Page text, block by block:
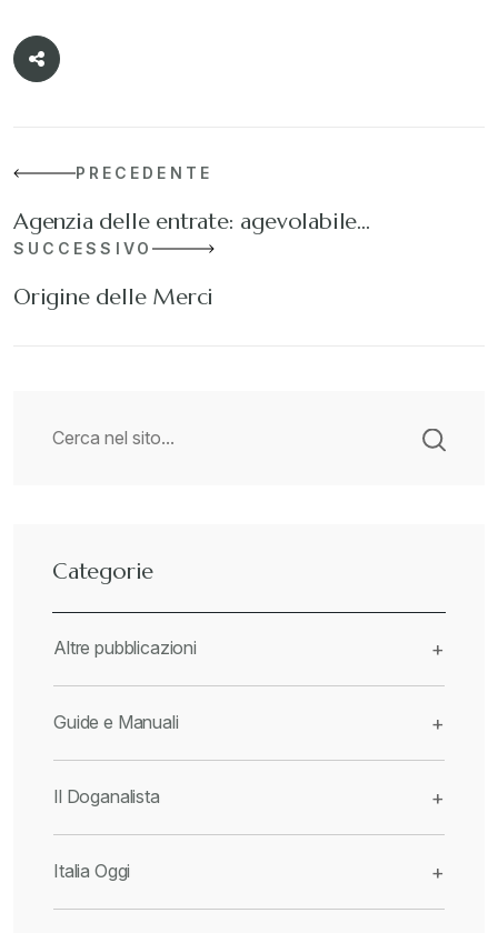
PRECEDENTE
Agenzia delle entrate: agevolabile…
SUCCESSIVO
Origine delle Merci
Categorie
Altre pubblicazioni +
Guide e Manuali +
Il Doganalista +
Italia Oggi +